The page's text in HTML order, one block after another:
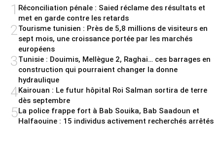
1 Réconciliation pénale : Saied réclame des résultats et
met en garde contre les retards
2Tourisme tunisien : Près de 5,8 millions de visiteurs en
sept mois, une croissance portée par les marchés
européens
3Tunisie : Douimis, Mellègue 2, Raghai… ces barrages en
construction qui pourraient changer la donne
hydraulique
4Kairouan : Le futur hôpital Roi Salman sortira de terre
dès septembre
5La police frappe fort à Bab Souika, Bab Saadoun et
Halfaouine : 15 individus activement recherchés arrêtés